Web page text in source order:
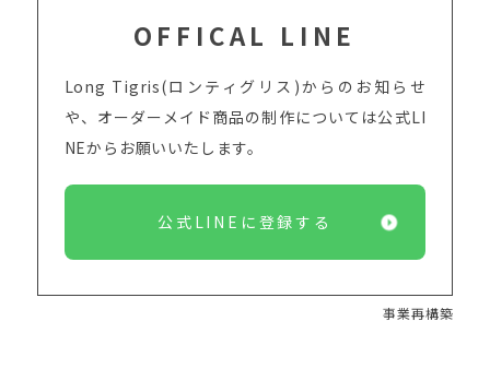
OFFICAL LINE
Long Tigris(ロンティグリス)からのお知らせ
や、オーダーメイド商品の制作については公式LI
NEからお願いいたします。
公式LINEに登録する
事業再構築